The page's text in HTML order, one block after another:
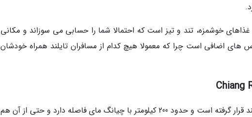
غذاهای خوشمزه، تند و تیز است که احتمالا شما را حسابی می سوزاند و مکانی
های اضافی است چرا که معمولا هیچ کدام از مسافران تایلند همراه خودشان
چیانگ رای هم در ارتفاعات شمالی کشور تایلند قرار گرفته است و حدود 200 کیلومتر با چیانگ مای فاصله دارد و حتی از آن هم